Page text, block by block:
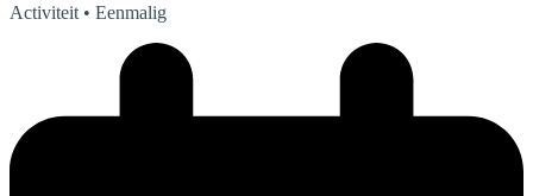
Activiteit • Eenmalig